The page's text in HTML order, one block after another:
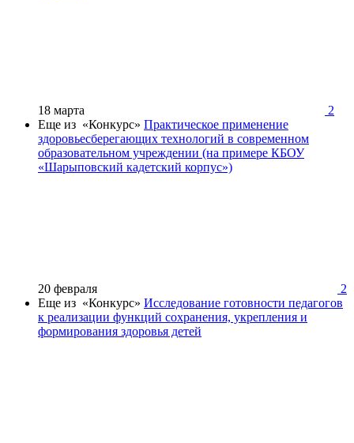
18 марта
2
Еще из «Конкурс» Практическое применение
здоровьесберегающих технологий в современном
образовательном учреждении (на примере КБОУ
«Шарыповский кадетский корпус»)
20 февраля
2
Еще из «Конкурс» Исследование готовности педагогов
к реализации функций сохранения, укрепления и
формирования здоровья детей